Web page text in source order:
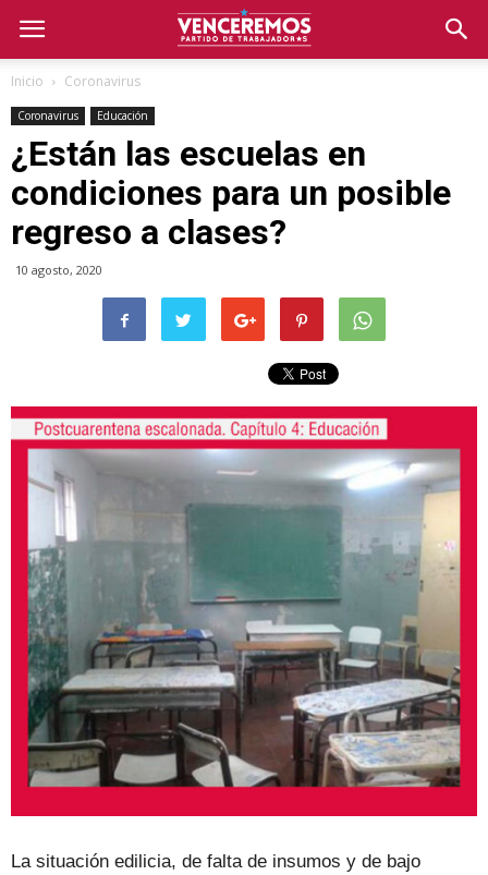
Inicio Coronavirus
Coronavirus Educación
¿Están las escuelas en
condiciones para un posible
regreso a clases?
10 agosto, 2020
La situación edilicia, de falta de insumos y de bajo